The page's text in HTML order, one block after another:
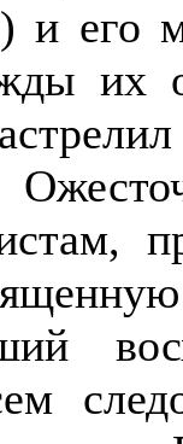
и его
их